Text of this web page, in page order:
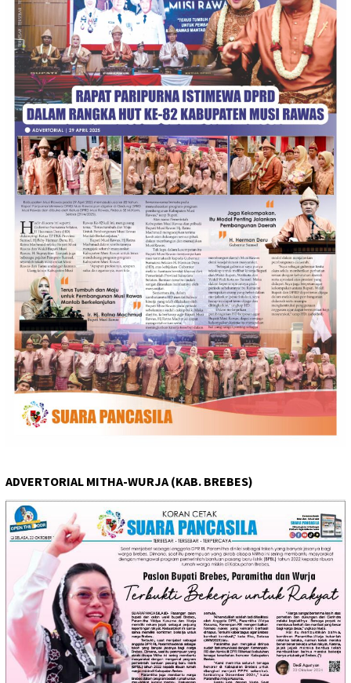
ADVERTORIAL MITHA-WURJA (KAB. BREBES)